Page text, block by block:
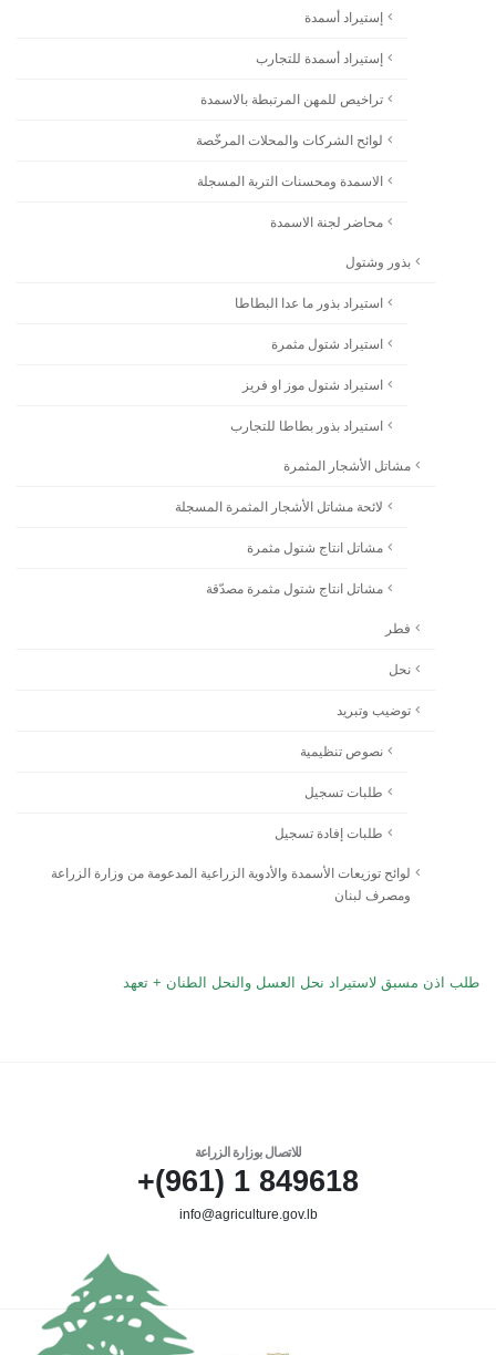
إستيراد أسمدة
إستيراد أسمدة للتجارب
تراخيص للمهن المرتبطة بالاسمدة
لوائح الشركات والمحلات المرخّصة
الاسمدة ومحسنات التربة المسجلة
محاضر لجنة الاسمدة
بذور وشتول
استيراد بذور ما عدا البطاطا
استيراد شتول مثمرة
استيراد شتول موز او فريز
استيراد بذور بطاطا للتجارب
مشاتل الأشجار المثمرة
لائحة مشاتل الأشجار المثمرة المسجلة
مشاتل انتاج شتول مثمرة
مشاتل انتاج شتول مثمرة مصدّقة
فطر
نحل
توضيب وتبريد
نصوص تنظيمية
طلبات تسجيل
طلبات إفادة تسجيل
لوائح توزيعات الأسمدة والأدوية الزراعية المدعومة من وزارة الزراعة
ومصرف لبنان
طلب اذن مسبق لاستيراد نحل العسل والنحل الطنان + تعهد
للاتصال بوزارة الزراعة
849618 1 (961)+
info@agriculture.gov.lb